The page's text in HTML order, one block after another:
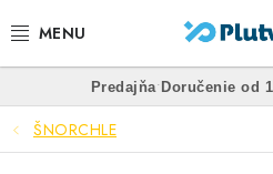
na
PLÁVANIE
ŠNORCHLOVANIE
Predajňa• Doručenie od
ŠNORCHLE